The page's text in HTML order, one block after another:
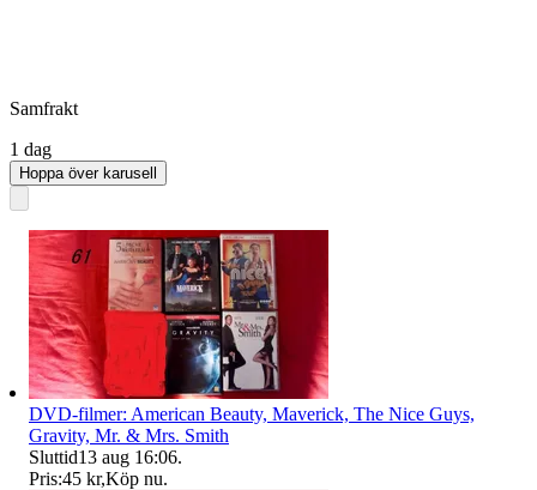
Samfrakt
1 dag
Hoppa över karusell
DVD-filmer: American Beauty, Maverick, The Nice Guys,
Gravity, Mr. & Mrs. Smith
Sluttid13 aug 16:06.
Pris:45 kr,Köp nu.